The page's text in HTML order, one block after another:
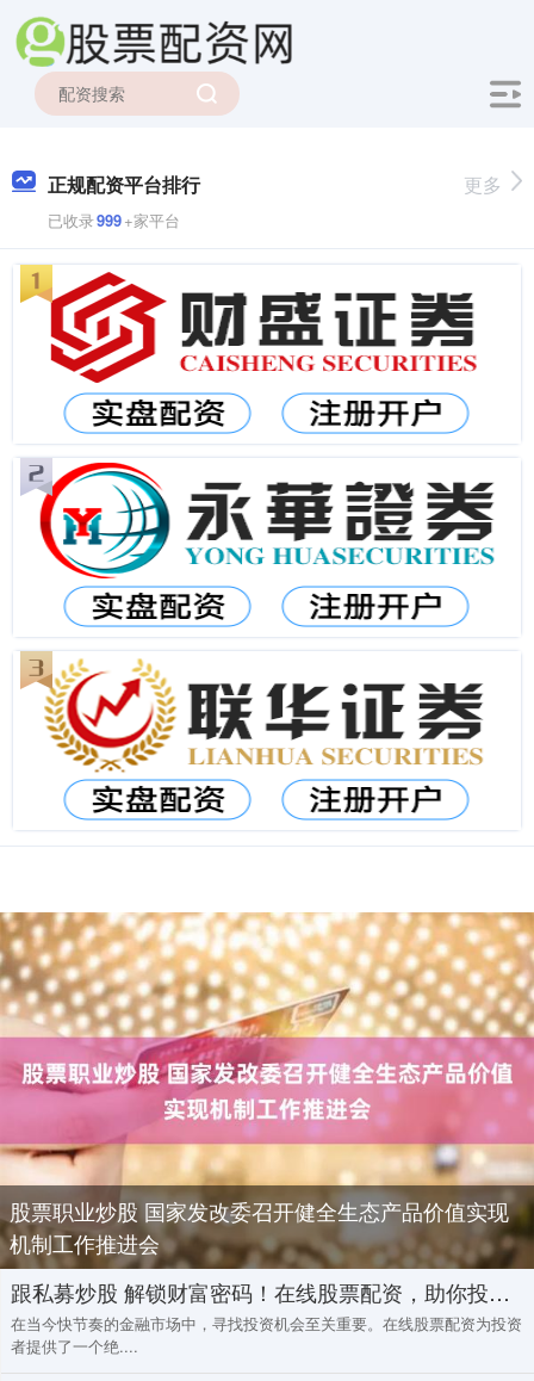
正规配资平台排行
已收录999+家平台
更多
股票职业炒股 国家发改委召开健全生态产品价值实现
机制工作推进会
跟私募炒股 解锁财富密码！在线股票配资，助你投资无忧
在当今快节奏的金融市场中，寻找投资机会至关重要。在线股票配资为投资
者提供了一个绝....